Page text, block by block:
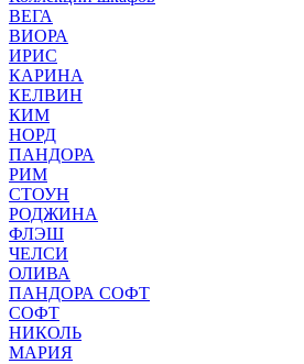
ВЕГА
ВИОРА
ИРИС
КАРИНА
КЕЛВИН
КИМ
НОРД
ПАНДОРА
РИМ
СТОУН
РОДЖИНА
ФЛЭШ
ЧЕЛСИ
ОЛИВА
ПАНДОРА СОФТ
СОФТ
НИКОЛЬ
МАРИЯ